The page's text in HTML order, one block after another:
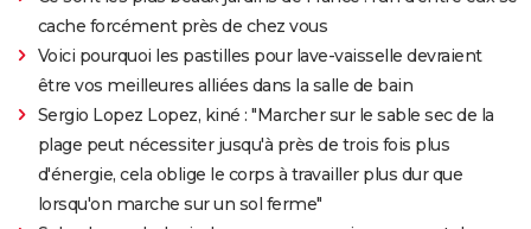
cache forcément près de chez vous
Voici pourquoi les pastilles pour lave-vaisselle devraient
être vos meilleures alliées dans la salle de bain
Sergio Lopez Lopez, kiné : "Marcher sur le sable sec de la
plage peut nécessiter jusqu'à près de trois fois plus
d'énergie, cela oblige le corps à travailler plus dur que
lorsqu'on marche sur un sol ferme"